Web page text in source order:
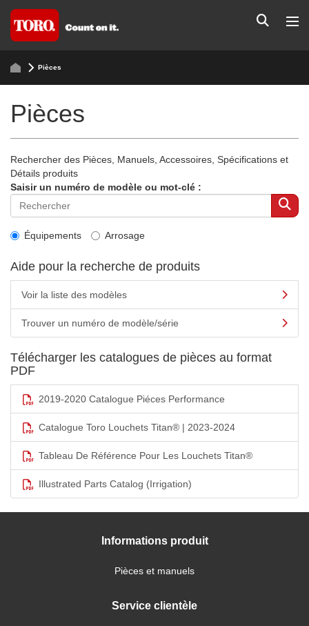
Pièces
Pièces
Rechercher des Pièces, Manuels, Accessoires, Spécifications et
Détails produits
Saisir un numéro de modèle ou mot-clé :
Équipements Arrosage
Aide pour la recherche de produits
Voir la liste des modèles
Trouver un numéro de modèle/série
Télécharger les catalogues de pièces au format
PDF
2019-2020 Catalogue Piéces Performance
Catalogue Toro Louchets Titan® | 2023-2024
Tableau De Référence Pour Les Louchets Titan®
Illustrated Parts Catalog (Irrigation)
Informations produit
Pièces et manuels
Service clientèle